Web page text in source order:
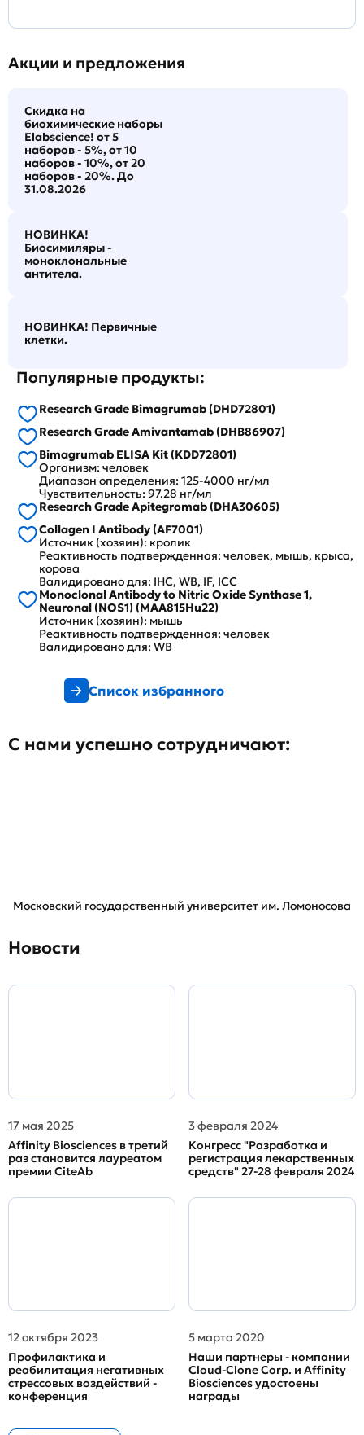
Акции и предложения
Скидка на
биохимические наборы
Elabscience! от 5
наборов - 5%, от 10
наборов - 10%, от 20
наборов - 20%. До
31.08.2026
НОВИНКА!
Биосимиляры -
моноклональные
антитела.
НОВИНКА! Первичные
клетки.
Популярные продукты:
Research Grade Bimagrumab (DHD72801)
Research Grade Amivantamab (DHB86907)
Bimagrumab ELISA Kit (KDD72801)
Организм: человек
Диапазон определения: 125-4000 нг/мл
Чувствительность: 97.28 нг/мл
Research Grade Apitegromab (DHA30605)
Collagen I Antibody (AF7001)
Источник (хозяин): кролик
Реактивность подтвержденная: человек, мышь, крыса,
корова
Валидировано для: IHC, WB, IF, ICC
Monoclonal Antibody to Nitric Oxide Synthase 1,
Neuronal (NOS1) (MAA815Hu22)
Источник (хозяин): мышь
Реактивность подтвержденная: человек
Валидировано для: WB
Список избранного
С нами успешно сотрудничают:
Московский государственный университет им. Ломоносова
Новости
17 мая 2025
Affinity Biosciences в третий
раз становится лауреатом
премии CiteAb
3 февраля 2024
Конгресс "Разработка и
регистрация лекарственных
средств" 27-28 февраля 2024
12 октября 2023
Профилактика и
реабилитация негативных
стрессовых воздействий -
конференция
5 марта 2020
Наши партнеры - компании
Cloud-Clone Corp. и Affinity
Biosciences удостоены
награды